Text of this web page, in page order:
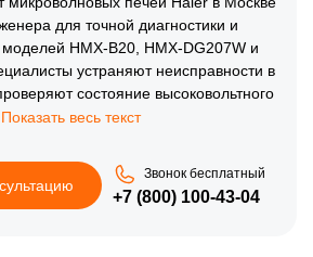
для точной диагностики и
моделей HMX-B20, HMX-DG207W и
устраняют неисправности в
состояние высоковольтного
электронные модули с учетом
Ремонт микроволновых печей на дому
технику в рабочее состояние
загруженные улицы. В процессе
Звонок бесплатный
+7 (800) 100-43-04